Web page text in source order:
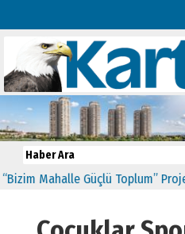
Mahalle Güçlü Toplum” Projesi